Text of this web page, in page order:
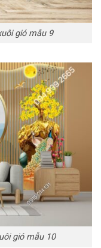
gió mẫu 9
gió mẫu 10